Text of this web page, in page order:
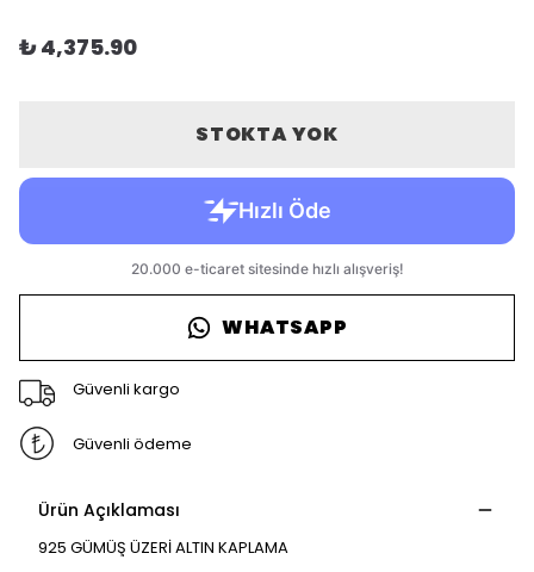
₺ 4,375.90
STOKTA YOK
WHATSAPP
Güvenli kargo
Güvenli ödeme
Ürün Açıklaması
925 GÜMÜŞ ÜZERİ ALTIN KAPLAMA